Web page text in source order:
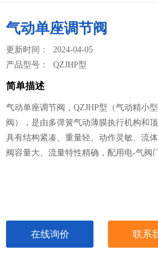
气动单座调节阀
更新时间： 2024-04-05
产品型号：QZJHP型
简单描述
气动单座调节阀，QZJHP型（气动精小
阀），是由多弹簧气动薄膜执行机构和
具有结构紧凑、重量轻、动作灵敏、流
阀容量大、流量特性精确，配用电-气阀
在线询价 联系